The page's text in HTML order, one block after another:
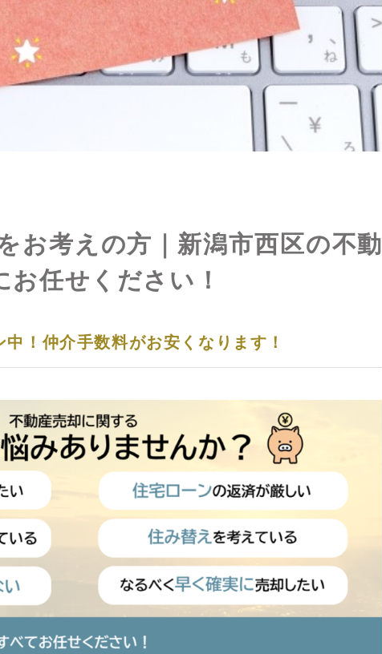
お考えの方｜新潟市西区の不動
任せください！
！仲介手数料がお安くなります！